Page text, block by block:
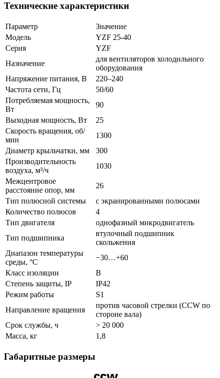
Технические характеристики
Параметр
Значение
Модель
YZF 25-40
Серия
YZF
Назначение
для вентиляторов холодильного
оборудования
Напряжение питания, В
220–240
Частота сети, Гц
50/60
Потребляемая мощность,
Вт
90
Выходная мощность, Вт
25
Скорость вращения, об/
мин
1300
Диаметр крыльчатки, мм
300
Производительность
воздуха, м³/ч
1030
Межцентровое
расстояние опор, мм
26
Тип полюсной системы
с экранированными полюсами
Количество полюсов
4
Тип двигателя
однофазный микродвигатель
Тип подшипника
втулочный подшипник
скольжения
Диапазон температуры
среды, °C
−30…+60
Класс изоляции
B
Степень защиты, IP
IP42
Режим работы
S1
Направление вращения
против часовой стрелки (CCW по
стороне вала)
Срок службы, ч
> 20 000
Масса, кг
1,8
Габаритные размеры